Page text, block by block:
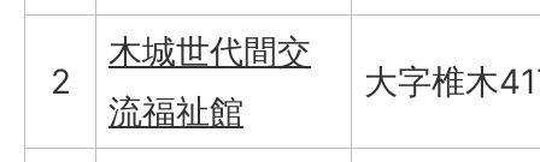
2
木城世代間交
流福祉館
大字椎木